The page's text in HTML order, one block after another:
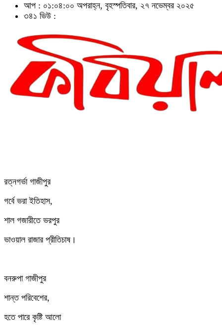
আপ : ০১:০৪:০০ অপরাহ্ন, বৃহস্পতিবার, ২৭ নভেম্বর ২০২৫
৩৪১ ভিউ :
রত্নগর্ভা গাজীপুর
গর্বে ভরা ইতিহাস,
শাল গজারীতে ভরপুর
ভাওয়াল রাজার প্রীতিচাষ।
বনরুপা গাজীপুর
শান্ত পরিবেশের,
হতে পারে কৃষ্টি আলো